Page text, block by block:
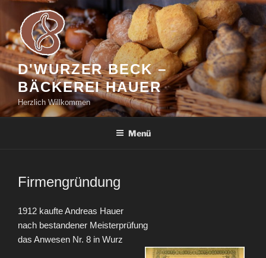
springen
D'WURZER BECK –
BÄCKEREI HAUER
Herzlich Willkommen
Menü
Firmengründung
1912 kaufte Andreas Hauer
nach bestandener Meisterprüfung
das Anwesen Nr. 8 in Wurz